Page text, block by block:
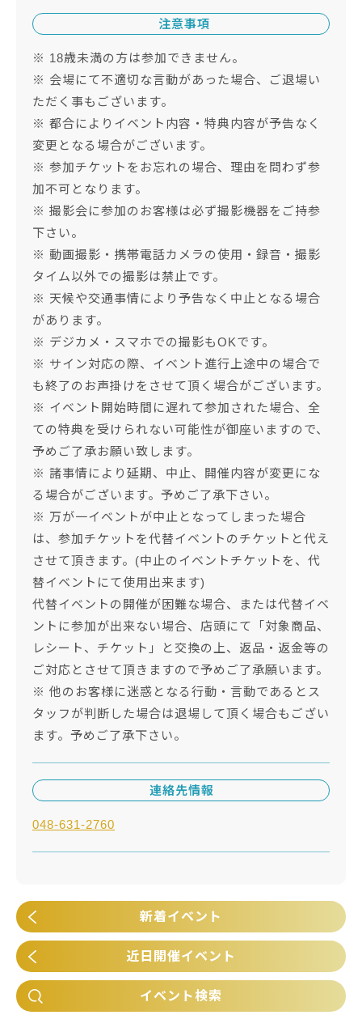
注意事項
※ 18歳未満の方は参加できません。
※ 会場にて不適切な言動があった場合、ご退場い
ただく事もございます。
※ 都合によりイベント内容・特典内容が予告なく
変更となる場合がございます。
※ 参加チケットをお忘れの場合、理由を問わず参
加不可となります。
※ 撮影会に参加のお客様は必ず撮影機器をご持参
下さい。
※ 動画撮影・携帯電話カメラの使用・録音・撮影
タイム以外での撮影は禁止です。
※ 天候や交通事情により予告なく中止となる場合
があります。
※ デジカメ・スマホでの撮影もOKです。
※ サイン対応の際、イベント進行上途中の場合で
も終了のお声掛けをさせて頂く場合がございます。
※ イベント開始時間に遅れて参加された場合、全
ての特典を受けられない可能性が御座いますので、
予めご了承お願い致します。
※ 諸事情により延期、中止、開催内容が変更にな
る場合がございます。予めご了承下さい。
※ 万が一イベントが中止となってしまった場合
は、参加チケットを代替イベントのチケットと代え
させて頂きます。(中止のイベントチケットを、代
替イベントにて使用出来ます)
代替イベントの開催が困難な場合、または代替イベ
ントに参加が出来ない場合、店頭にて「対象商品、
レシート、チケット」と交換の上、返品・返金等の
ご対応とさせて頂きますので予めご了承願います。
※ 他のお客様に迷惑となる行動・言動であるとス
タッフが判断した場合は退場して頂く場合もござい
ます。予めご了承下さい。
連絡先情報
048-631-2760
新着イベント
近日開催イベント
イベント検索